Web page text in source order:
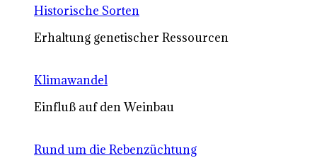
Historische Sorten
Erhaltung genetischer Ressourcen
Klimawandel
Einfluß auf den Weinbau
Rund um die Rebenzüchtung